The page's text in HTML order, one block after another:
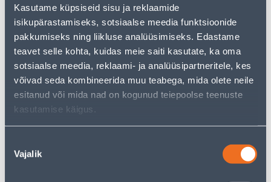
Kasutame küpsiseid sisu ja reklaamide
isikupärastamiseks, sotsiaalse meedia funktsioonide
pakkumiseks ning liikluse analüüsimiseks. Edastame
teavet selle kohta, kuidas meie saiti kasutate, ka oma
sotsiaalse meedia, reklaami- ja analüüsipartneritele, kes
võivad seda kombineerida muu teabega, mida olete neile
esitanud või mida nad on kogunud teiepoolse teenuste
kasutamise käigus.
valik
Vajalik
• Ripplaevalgusti Penet, mille sokkel 3 x GU10 on
võimsusega 3 W (valgusallikad komplektis).
• Valgusti valguse temperatuur on 3000 K ja
valgusvoog on 240 lm.
• Mõõtmed on 7,8 x 7,8 cm.
• Korpuse materjal on teras.
• 14-päevane tagastusõigus.